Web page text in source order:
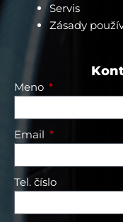
Servis
Zásady
Meno
Email
Tel. číslo